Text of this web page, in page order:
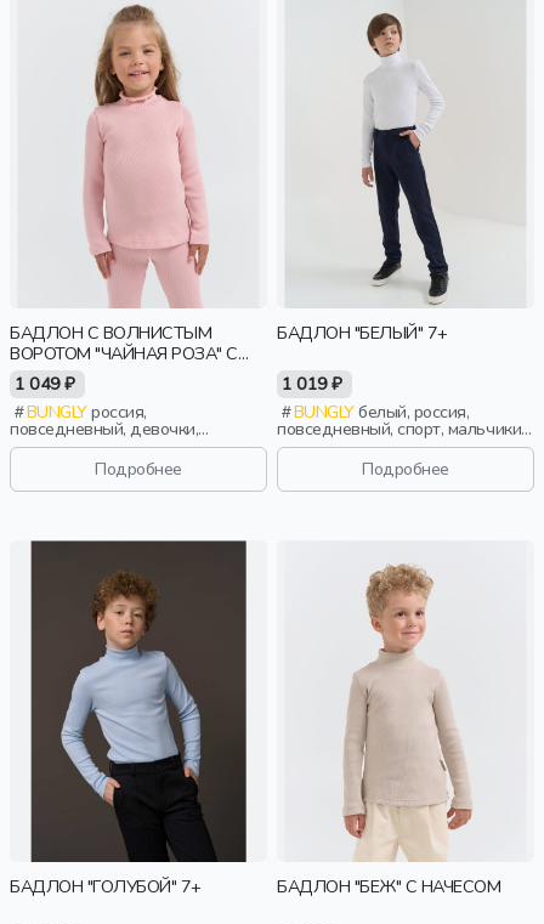
БАДЛОН С ВОЛНИСТЫМ
ВОРОТОМ "ЧАЙНАЯ РОЗА" С
НАЧЕСОМ
1 049 ₽
BUNGLYроссия,
повседневный, девочки,
малыши, дошкольники, дети
Подробнее
БАДЛОН "БЕЛЫЙ" 7+
1 019 ₽
BUNGLYбелый, россия,
повседневный, спорт, мальчики,
школьники, подростки, дети
Подробнее
БАДЛОН "ГОЛУБОЙ" 7+ БАДЛОН "БЕЖ" С НАЧЕСОМ